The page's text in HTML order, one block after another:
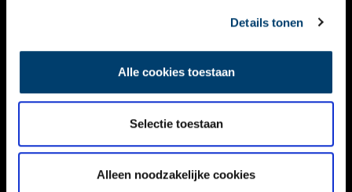
Details tonen
Alle cookies toestaan
Selectie toestaan
Alleen noodzakelijke cookies
TOEGANKELIJKHEID
Volg ONH op social media